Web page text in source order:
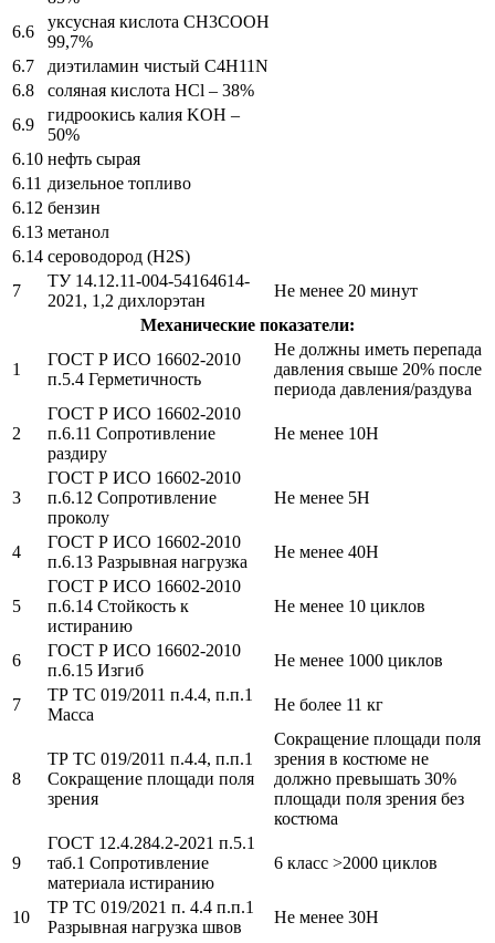
6.6
уксусная кислота CH3COOH
99,7%
6.7
диэтиламин чистый C4H11N
6.8
соляная кислота HCl – 38%
6.9
гидроокись калия KOH –
50%
6.10 нефть сырая
6.11 дизельное топливо
6.12 бензин
6.13 метанол
6.14 сероводород (H2S)
7
ТУ 14.12.11-004-54164614-
2021, 1,2 дихлорэтан
Не менее 20 минут
Механические показатели:
1
ГОСТ Р ИСО 16602-2010
п.5.4 Герметичность
Не должны иметь перепада
давления свыше 20% после
периода давления/раздува
2
ГОСТ Р ИСО 16602-2010
п.6.11 Сопротивление
раздиру
Не менее 10Н
3
ГОСТ Р ИСО 16602-2010
п.6.12 Сопротивление
проколу
Не менее 5Н
4
ГОСТ Р ИСО 16602-2010
п.6.13 Разрывная нагрузка
Не менее 40Н
5
ГОСТ Р ИСО 16602-2010
п.6.14 Стойкость к
истиранию
Не менее 10 циклов
6
ГОСТ Р ИСО 16602-2010
п.6.15 Изгиб
Не менее 1000 циклов
7
ТР ТС 019/2011 п.4.4, п.п.1
Масса
Не более 11 кг
8
ТР ТС 019/2011 п.4.4, п.п.1
Сокращение площади поля
зрения
Сокращение площади поля
зрения в костюме не
должно превышать 30%
площади поля зрения без
костюма
9
ГОСТ 12.4.284.2-2021 п.5.1
таб.1 Сопротивление
материала истиранию
6 класс >2000 циклов
10
ТР ТС 019/2021 п. 4.4 п.п.1
Разрывная нагрузка швов
Не менее 30Н